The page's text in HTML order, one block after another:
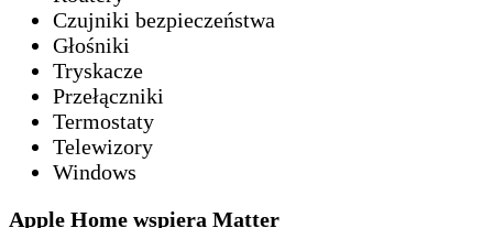
Czujniki bezpieczeństwa
Głośniki
Tryskacze
Przełączniki
Termostaty
Telewizory
Windows
Apple Home wspiera Matter